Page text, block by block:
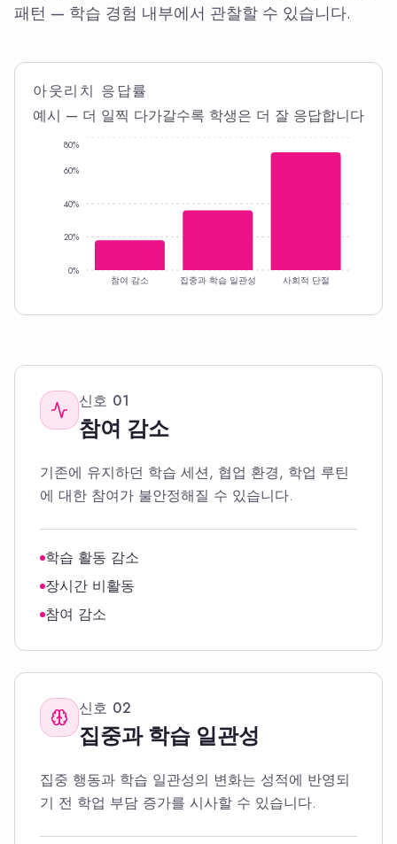
패턴 — 학습 경험 내부에서 관찰할 수 있습니다.
아웃리치 응답률
예시 — 더 일찍 다가갈수록 학생은 더 잘 응답합니다
참여 감소 집중과 학습 일관성 사회적 단절
0%
20%
40%
60%
80%
신호 01
참여 감소
기존에 유지하던 학습 세션, 협업 환경, 학업 루틴
에 대한 참여가 불안정해질 수 있습니다.
학습 활동 감소
장시간 비활동
참여 감소
신호 02
집중과 학습 일관성
집중 행동과 학습 일관성의 변화는 성적에 반영되
기 전 학업 부담 증가를 시사할 수 있습니다.